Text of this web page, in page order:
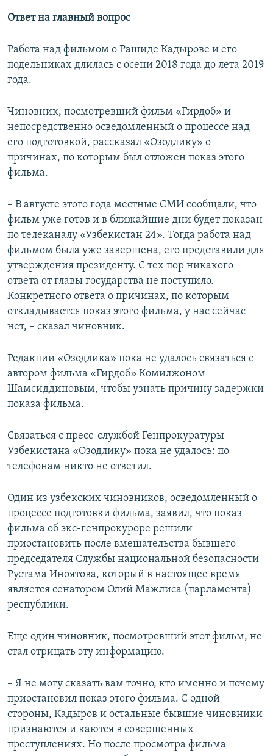
Ответ на главный вопрос
Работа над фильмом о Рашиде Кадырове и его
подельниках длилась с осени 2018 года до лета 2019
года.
Чиновник, посмотревший фильм «Гирдоб»​ и
непосредственно осведомленный о процессе над
его подготовкой, рассказал «Озодлику» о
причинах, по которым был отложен показ этого
фильма.
– В августе этого года местные СМИ сообщали, что
фильм уже готов и в ближайшие дни будет показан
по телеканалу «Узбекистан 24». Тогда работа над
фильмом была уже завершена, его представили для
утверждения президенту. С тех пор никакого
ответа от главы государства не поступило.
Конкретного ответа о причинах, по которым
откладывается показ этого фильма, у нас сейчас
нет, – сказал чиновник.
Редакции «Озодлика» пока не удалось связаться с
автором фильма «Гирдоб» Комилжоном
Шамсиддиновым, чтобы узнать причину задержки
показа фильма.
Связаться с пресс-службой Генпрокуратуры
Узбекистана «Озодлику» пока не удалось: по
телефонам никто не ответил.
Один из узбекских чиновников, осведомленный о
процессе подготовки фильма, заявил, что показ
фильма об экс-генпрокуроре решили
приостановить после вмешательства бывшего
председателя Службы национальной безопасности
Рустама Иноятова, который в настоящее время
является сенатором Олий Мажлиса (парламента)
республики.
Еще один чиновник, посмотревший этот фильм, не
стал отрицать эту информацию.
– Я не могу сказать вам точно, кто именно и почему
приостановил показ этого фильма. С одной
стороны, Кадыров и остальные бывшие чиновники
признаются и каются в совершенных
преступлениях. Но после просмотра фильма